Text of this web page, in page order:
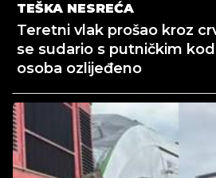
TEŠKA NESREĆA
Teretni vlak prošao kroz
se sudario s putničkim
osoba ozlijeđeno